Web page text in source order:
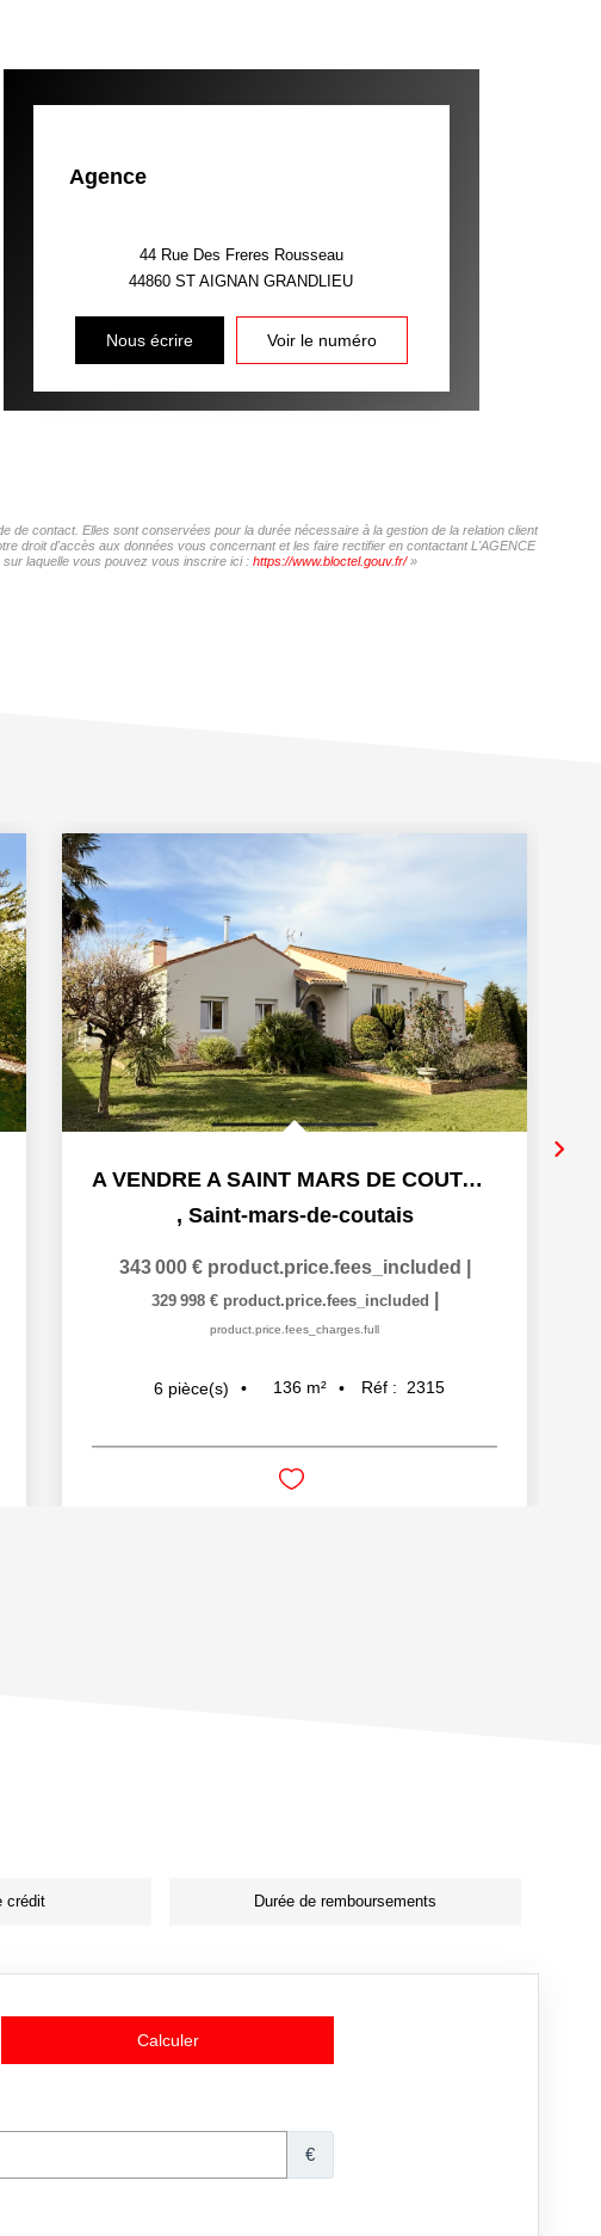
Agence
44 Rue Des Freres Rousseau
44860ST AIGNAN GRANDLIEU
Nous écrire Voir le numéro
contact. Elles sont conservées pour la durée nécessaire à la gestion de la relation client
droit d'accès aux données vous concernant et les faire rectifier en contactant L'AGENCE
laquelle vous pouvez vous inscrire ici : https://www.bloctel.gouv.fr/»
A VENDRE A SAINT MARS DE COUTAIS MAISON FAMILIALE DE 135 M2,
, Saint-mars-de-coutais
343 000 € product.price.fees_included
329 998 € product.price.fees_included
product.price.fees_charges.full
6 pièce(s) 136 m² Réf : 2315
crédit Durée de remboursements